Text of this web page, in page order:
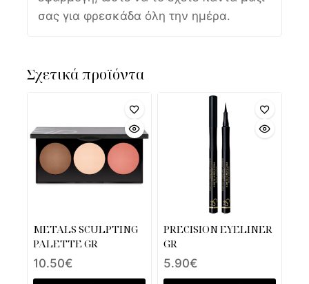
σας για φρεσκάδα όλη την ημέρα.
Σχετικά προϊόντα
METALS SCULPTING
PALETTE GR
10.50€
PRECISION EYELINER
GR
5.90€